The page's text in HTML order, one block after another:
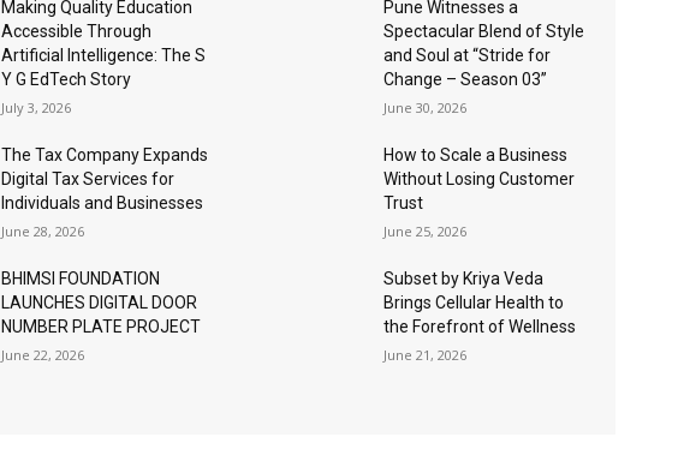
Making Quality Education
Accessible Through
Artificial Intelligence: The S
Y G EdTech Story
July 3, 2026
Pune Witnesses a
Spectacular Blend of Style
and Soul at “Stride for
Change – Season 03”
June 30, 2026
The Tax Company Expands
Digital Tax Services for
Individuals and Businesses
June 28, 2026
How to Scale a Business
Without Losing Customer
Trust
June 25, 2026
BHIMSI FOUNDATION
LAUNCHES DIGITAL DOOR
NUMBER PLATE PROJECT
June 22, 2026
Subset by Kriya Veda
Brings Cellular Health to
the Forefront of Wellness
June 21, 2026